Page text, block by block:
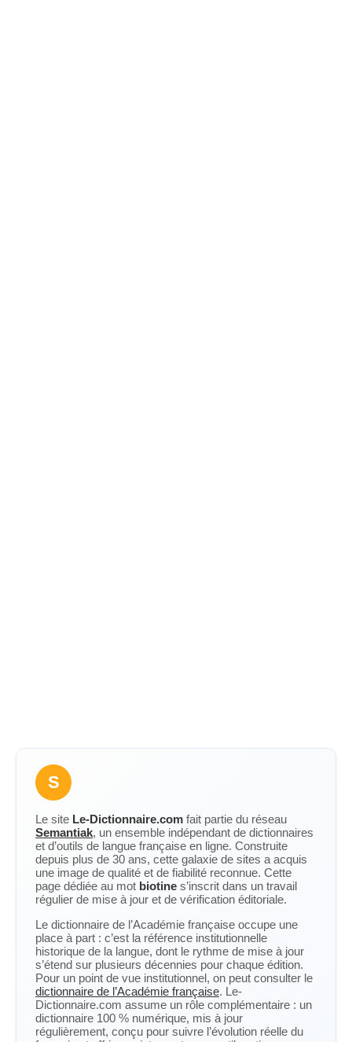
S
Le site Le-Dictionnaire.com fait partie du réseau
Semantiak, un ensemble indépendant de dictionnaires
et d’outils de langue française en ligne. Construite
depuis plus de 30 ans, cette galaxie de sites a acquis
une image de qualité et de fiabilité reconnue. Cette
page dédiée au mot biotine s’inscrit dans un travail
régulier de mise à jour et de vérification éditoriale.
Le dictionnaire de l’Académie française occupe une
place à part : c’est la référence institutionnelle
historique de la langue, dont le rythme de mise à jour
s’étend sur plusieurs décennies pour chaque édition.
Pour un point de vue institutionnel, on peut consulter le
dictionnaire de l’Académie française. Le-
Dictionnaire.com assume un rôle complémentaire : un
dictionnaire 100 % numérique, mis à jour
régulièrement, conçu pour suivre l’évolution réelle du